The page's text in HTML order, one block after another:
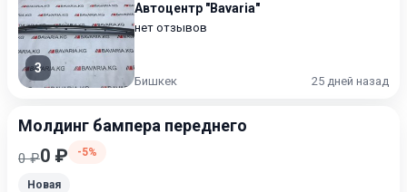
3
Автоцентр "Bavaria"
нет отзывов
Бишкек 25 дней назад
Молдинг бампера переднего
0 ₽0 ₽ -5%
Новая